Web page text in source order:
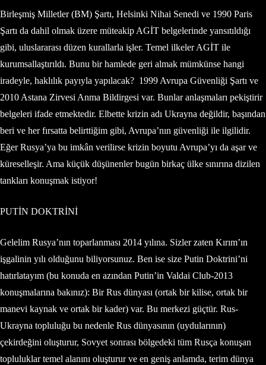
Birleşmiş Milletler (BM) Şartı, Helsinki Nihai Senedi ve 1990 Paris
Şartı da dahil olmak üzere müteakip AGİT belgelerinde yansıtıldığı
gibi, uluslararası düzen kurallarla işler. Temel ilkeler AGİT ile
kurumsallaştırıldı. Bunu bir hamlede geri almak mümkünse hangi
iradeyle, haklılık payıyla yapılacak? 1999 Avrupa Güvenliği Şartı ve
2010 Astana Zirvesi Anma Bildirgesi var. Bunlar anlaşmaları pekiştirir
belgeleri ifade etmektedir. Elbette krizin adı Ukrayna değildir, başından
beri ve her fırsatta belirttiğim gibi, Avrupa’nın güvenliği ile ilgilidir.
Eğer Rusya’ya bu imkân verilirse krizin boyutu Avrupa’yı da aşar ve
küreselleşir. Ama küçük düşünenler bugün birkaç ülke sınırına dizilen
tankları konuşmak istiyor!
PUTİN DOKTRİNİ
Gelelim Rusya’nın toparlanması 2014 yılına. Sizler zaten Kırım’ın
işgalinin yılı olduğunu biliyorsunuz. Ben ise size Putin Doktrini’ni
hatırlatayım (bu konuda en azından Putin’in Valdai Club-2013
konuşmalarına bakınız): Bir Rus dünyası (ortak bir kilise, ortak bir
manevi kaynak ve ortak bir kader) var. Bu merkezi güçtür. Rus-
Ukrayna topluluğu bu nedenle Rus dünyasının (uydularının)
çekirdeğini oluşturur, Sovyet sonrası bölgedeki tüm Rusça konuşan
topluluklar temel alanını oluşturur ve en geniş anlamda, terim dünya